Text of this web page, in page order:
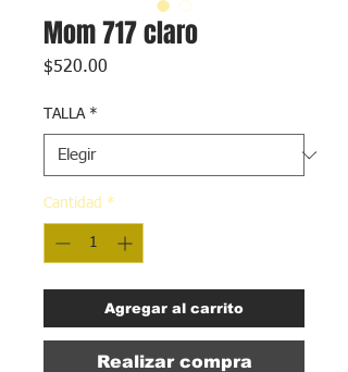
Mom 717 claro
$520.00
TALLA *
Cantidad *
Agregar al carrito
Realizar compra